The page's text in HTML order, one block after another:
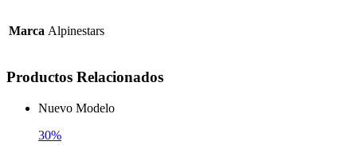
Marca Alpinestars
Productos Relacionados
Nuevo Modelo
30%